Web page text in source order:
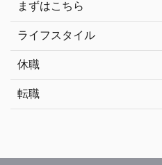
まずはこちら
ライフスタイル
休職
転職